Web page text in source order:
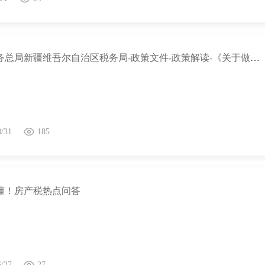
国家税务总局新疆维吾尔自治区税务局-政策文件-政策解读-《关于做好2024年城乡居民基本医疗保障有关工作的通知》政策解读
31 185
！房产税热点问答